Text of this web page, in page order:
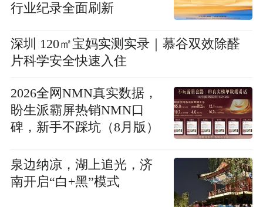
行业纪录全面刷新
深圳 120㎡宝妈实测实录｜慕谷双效除醛
片科学安全快速入住
2026全网NMN真实数据，
盼生派霸屏热销NMN口
碑，新手不踩坑（8月版）
泉边纳凉，湖上追光，济
南开启“白+黑”模式